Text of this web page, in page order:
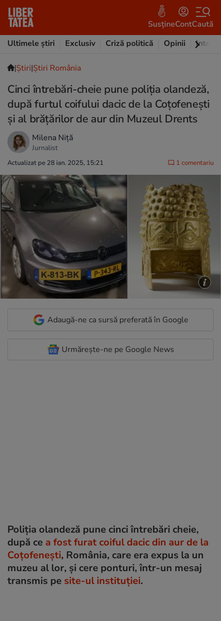
SusțineContCaută
Ultimele știri
Exclusiv Criză politică Opinii
|Ştiri|Știri România
Cinci întrebări-cheie pune poliția olandeză,
după furtul coifului dacic de la Coțofenești
și al brățărilor de aur din Muzeul Drents
Milena Niță
Jurnalist
Actualizat pe 28 ian. 2025, 15:21 1 comentariu
Adaugă-ne ca sursă preferată în Google
Urmărește-ne pe Google News
Poliția olandeză pune cinci întrebări cheie,
după ce a fost furat coiful dacic din aur de la
Coțofenești, România, care era expus la un
muzeu al lor, și cere ponturi, într-un mesaj
transmis pe site-ul instituției.